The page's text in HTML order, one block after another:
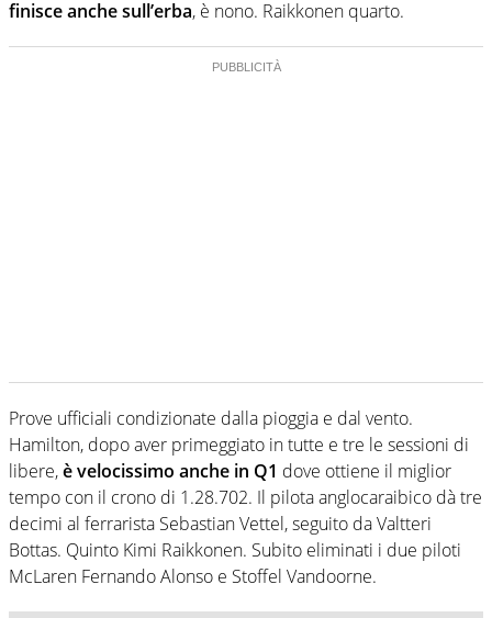
finisce anche sull’erba, è nono. Raikkonen quarto.
Prove ufficiali condizionate dalla pioggia e dal vento.
Hamilton, dopo aver primeggiato in tutte e tre le sessioni di
libere,è velocissimo anche in Q1 dove ottiene il miglior
tempo con il crono di 1.28.702. Il pilota anglocaraibico dà tre
decimi al ferrarista Sebastian Vettel, seguito da Valtteri
Bottas. Quinto Kimi Raikkonen. Subito eliminati i due piloti
McLaren Fernando Alonso e Stoffel Vandoorne.